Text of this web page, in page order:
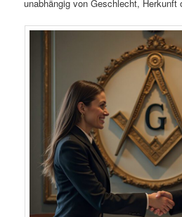
unabhängig von Geschlecht, Herkunft